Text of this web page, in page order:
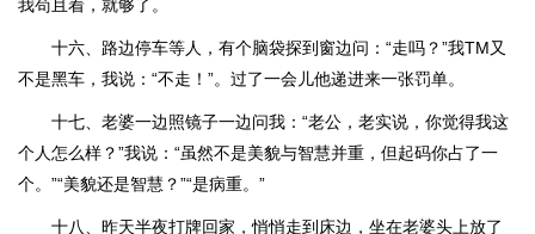
我苟且着，就够了。
十六、路边停车等人，有个脑袋探到窗边问：“走吗？”我TM又
不是黑车，我说：“不走！”。过了一会儿他递进来一张罚单。
十七、老婆一边照镜子一边问我：“老公，老实说，你觉得我这
个人怎么样？”我说：“虽然不是美貌与智慧并重，但起码你占了一
个。”“美貌还是智慧？”“是病重。”
十八、昨天半夜打牌回家，悄悄走到床边，坐在老婆头上放了